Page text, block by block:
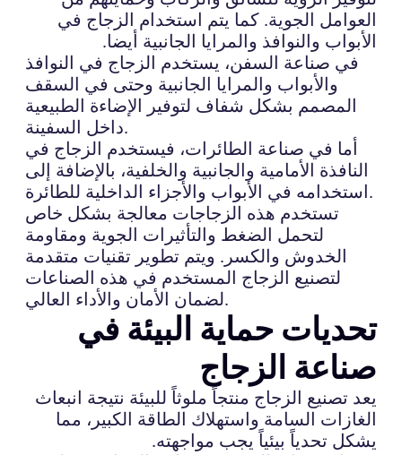
العوامل الجوية. كما يتم استخدام الزجاج في
الأبواب والنوافذ والمرايا الجانبية أيضا.
في صناعة السفن، يستخدم الزجاج في النوافذ
والأبواب والمرايا الجانبية وحتى في السقف
المصمم بشكل شفاف لتوفير الإضاءة الطبيعية
داخل السفينة.
أما في صناعة الطائرات، فيستخدم الزجاج في
النافذة الأمامية والجانبية والخلفية، بالإضافة إلى
استخدامه في الأبواب والأجزاء الداخلية للطائرة.
تستخدم هذه الزجاجات معالجة بشكل خاص
لتحمل الضغط والتأثيرات الجوية ومقاومة
الخدوش والكسر. ويتم تطوير تقنيات متقدمة
لتصنيع الزجاج المستخدم في هذه الصناعات
لضمان الأمان والأداء العالي.
تحديات حماية البيئة في
صناعة الزجاج
يعد تصنيع الزجاج منتجاً ملوثاً للبيئة نتيجة انبعاث
الغازات السامة واستهلاك الطاقة الكبير، مما
يشكل تحدياً بيئياً يجب مواجهته.